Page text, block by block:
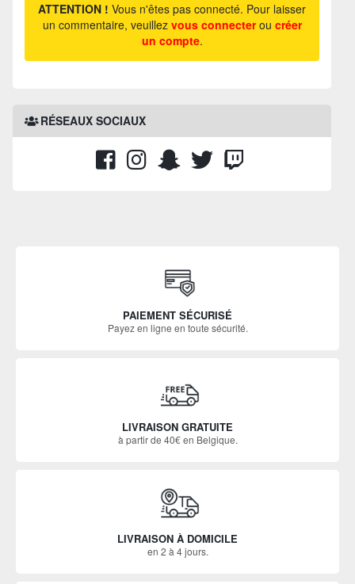
ATTENTION ! Vous n'êtes pas connecté. Pour laisser
un commentaire, veuillez vous connecterou créer
un compte.
RÉSEAUX SOCIAUX
PAIEMENT SÉCURISÉ
Payez en ligne en toute sécurité.
LIVRAISON GRATUITE
à partir de 40€ en Belgique.
LIVRAISON À DOMICILE
en 2 à 4 jours.